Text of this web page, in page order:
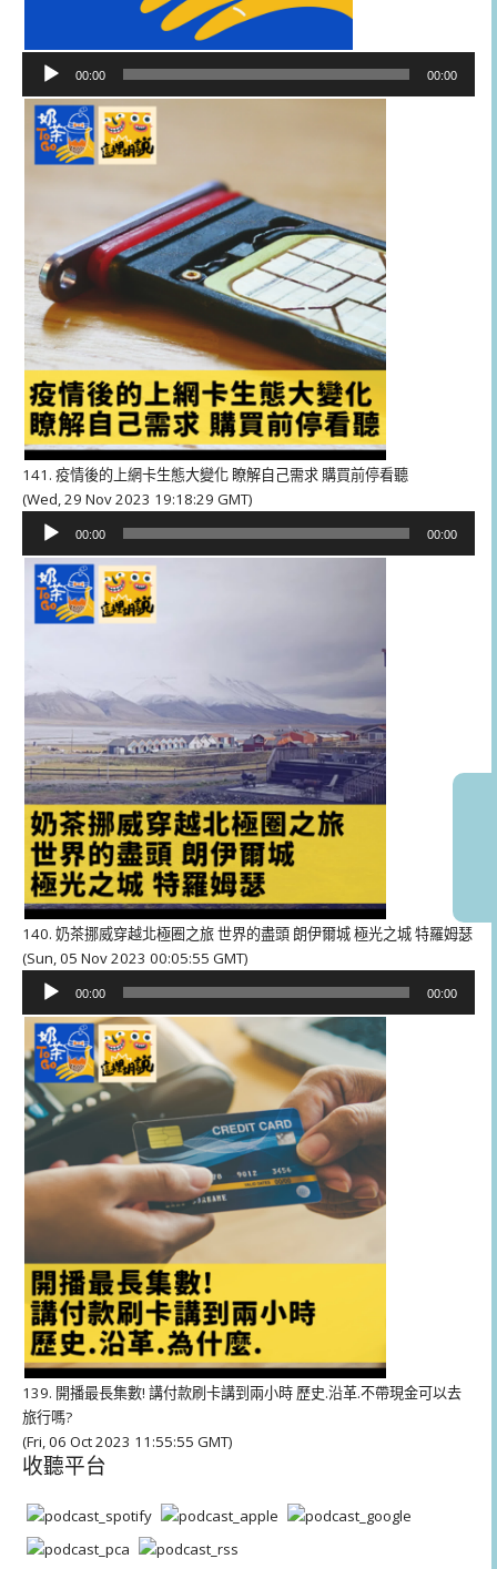
播
器
00:00 00:00
141. 疫情後的上網卡生態大變化 瞭解自己需求 購買前停看聽
(Wed, 29 Nov 2023 19:18:29 GMT)
播
器
00:00 00:00
140. 奶茶挪威穿越北極圈之旅 世界的盡頭 朗伊爾城 極光之城 特羅姆瑟
(Sun, 05 Nov 2023 00:05:55 GMT)
播
放
器
00:00 00:00
139. 開播最長集數! 講付款刷卡講到兩小時 歷史.沿革.不帶現金可以去
旅行嗎?
(Fri, 06 Oct 2023 11:55:55 GMT)
收聽平台